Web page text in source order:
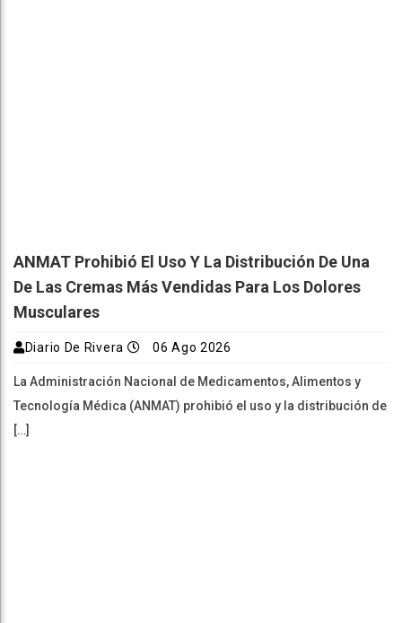
ANMAT Prohibió El Uso Y La Distribución De Una
De Las Cremas Más Vendidas Para Los Dolores
Musculares
Diario De Rivera 06 Ago 2026
La Administración Nacional de Medicamentos, Alimentos y
Tecnología Médica (ANMAT) prohibió el uso y la distribución de
[…]